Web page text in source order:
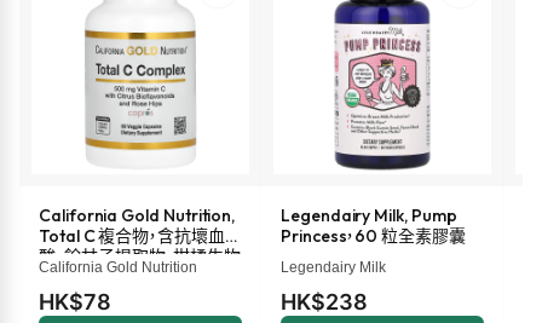
California Gold Nutrition,
Total C 複合物，含抗壞血
酸、餘甘子提取物、柑橘生物
類黃酮和玫瑰果提取物，
500 毫克，60 粒素食膠囊
California Gold Nutrition
HK$78
Legendairy Milk, Pump
Princess，60 粒全素膠囊
Legendairy Milk
HK$238